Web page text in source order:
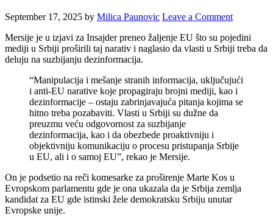
September 17, 2025 by Milica Paunovic Leave a Comment
Mersije je u izjavi za Insajder preneo žaljenje EU što su pojedini
mediji u Srbiji proširili taj narativ i naglasio da vlasti u Srbiji treba da
deluju na suzbijanju dezinformacija.
“Manipulacija i mešanje stranih informacija, uključujući
i anti-EU narative koje propagiraju brojni mediji, kao i
dezinformacije – ostaju zabrinjavajuća pitanja kojima se
hitno treba pozabaviti. Vlasti u Srbiji su dužne da
preuzmu veću odgovornost za suzbijanje
dezinformacija, kao i da obezbede proaktivniju i
objektivniju komunikaciju o procesu pristupanja Srbije
u EU, ali i o samoj EU”, rekao je Mersije.
On je podsetio na reči komesarke za proširenje Marte Kos u
Evropskom parlamentu gde je ona ukazala da je Srbija zemlja
kandidat za EU gde istinski žele demokratsku Srbiju unutar
Evropske unije.